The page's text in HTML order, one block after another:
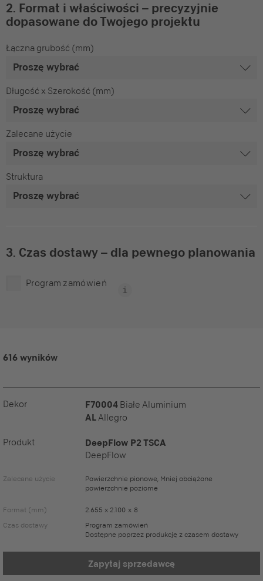
2. Format i właściwości – precyzyjnie
dopasowane do Twojego projektu
Łączna grubość (mm)
Długość x Szerokość (mm)
Zalecane użycie
Struktura
3. Czas dostawy – dla pewnego planowania
Program zamówień
616 wyników
Dekor F70004 Białe Aluminium
ALAllegro
Produkt DeepFlow P2 TSCA
DeepFlow
Zalecane użycie
Powierzchnie pionowe, Mniej obciążone
powierzchnie poziome
Format (mm)
2.655 x 2.100 x 8
Czas dostawy
Program zamówień
Dostępne poprzez produkcję z czasem dostawy
Zapytaj sprzedawcę